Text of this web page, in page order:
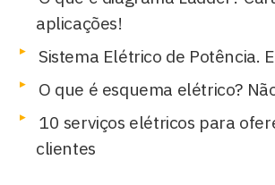
aplicações!
Sistema Elétrico de Potência.
O que é esquema elétrico?
10 serviços elétricos para
clientes